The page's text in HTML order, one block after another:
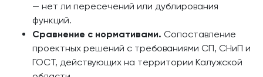
— нет ли пересечений или дублирования
функций.
Сравнение с нормативами. Сопоставление
проектных решений с требованиями СП, СНиП и
ГОСТ, действующих на территории Калужской